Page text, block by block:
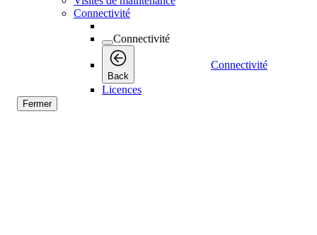
Connectivité
Connectivité
Back
Connectivité
Licences
Fermer